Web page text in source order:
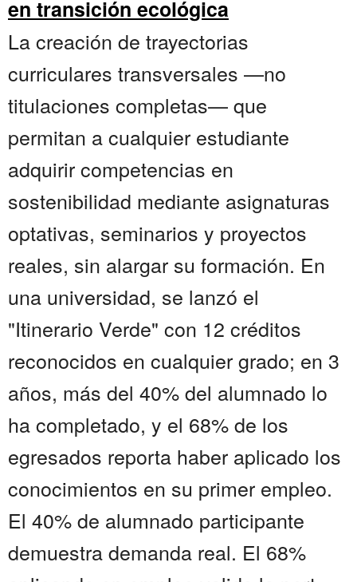
en transición ecológica
La creación de trayectorias
curriculares transversales —no
titulaciones completas— que
permitan a cualquier estudiante
adquirir competencias en
sostenibilidad mediante asignaturas
optativas, seminarios y proyectos
reales, sin alargar su formación. En
una universidad, se lanzó el
"Itinerario Verde" con 12 créditos
reconocidos en cualquier grado; en 3
años, más del 40% del alumnado lo
ha completado, y el 68% de los
egresados reporta haber aplicado los
conocimientos en su primer empleo.
El 40% de alumnado participante
demuestra demanda real. El 68%